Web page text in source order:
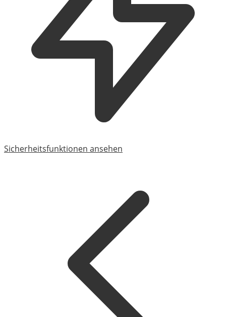
Sicherheitsfunktionen ansehen